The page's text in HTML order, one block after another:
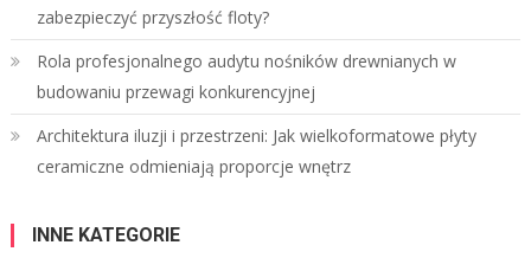
zabezpieczyć przyszłość floty?
Rola profesjonalnego audytu nośników drewnianych w
budowaniu przewagi konkurencyjnej
Architektura iluzji i przestrzeni: Jak wielkoformatowe płyty
ceramiczne odmieniają proporcje wnętrz
INNE KATEGORIE